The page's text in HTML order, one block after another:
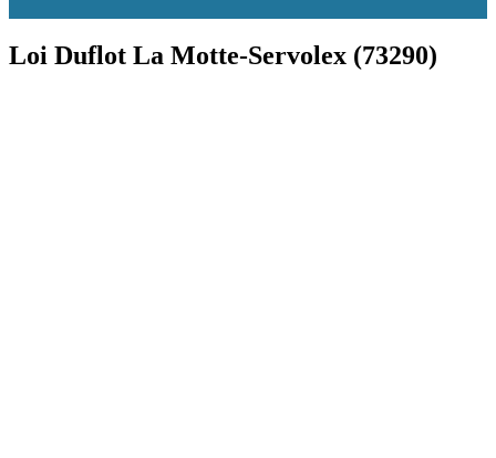
Loi Duflot La Motte-Servolex (73290)